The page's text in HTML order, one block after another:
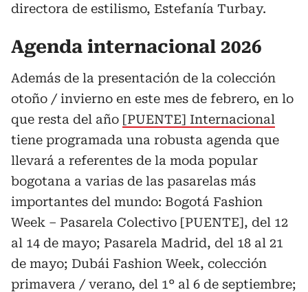
directora de estilismo, Estefanía Turbay.
Agenda internacional 2026
Además de la presentación de la colección
otoño / invierno en este mes de febrero, en lo
que resta del año [PUENTE] Internacional
tiene programada una robusta agenda que
llevará a referentes de la moda popular
bogotana a varias de las pasarelas más
importantes del mundo: Bogotá Fashion
Week – Pasarela Colectivo [PUENTE], del 12
al 14 de mayo; Pasarela Madrid, del 18 al 21
de mayo; Dubái Fashion Week, colección
primavera / verano, del 1° al 6 de septiembre;